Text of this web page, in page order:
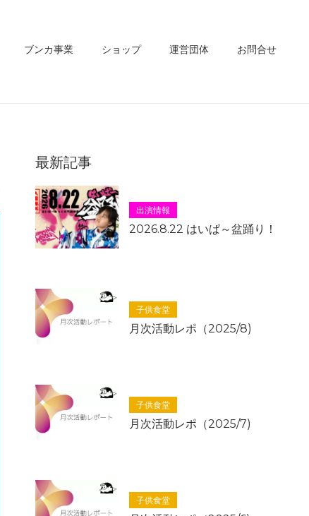
ブンカ事業 ショップ 運営団体 お問合せ
最新記事
出演情報
2026.8.22 はいぱ～盆踊り！
子供食堂
月次活動レポ（2025/8)
子供食堂
月次活動レポ（2025/7)
子供食堂